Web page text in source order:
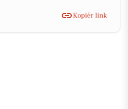
Kopiér link